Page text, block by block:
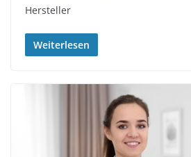
Hersteller
Weiterlesen